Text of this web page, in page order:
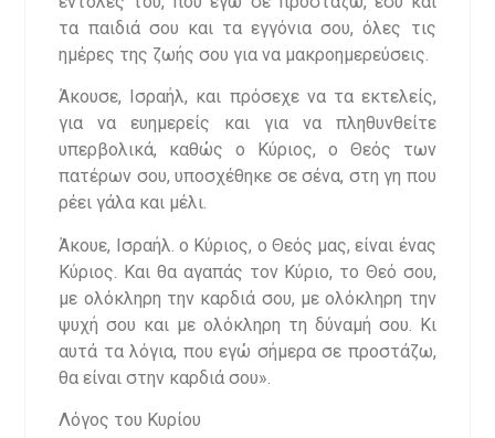
τα παιδιά σου και τα εγγόνια σου, όλες τις
ημέρες της ζωής σου για να μακροημερεύσεις.
Άκουσε, Ισραήλ, και πρόσεχε να τα εκτελείς,
για να ευημερείς και για να πληθυνθείτε
υπερβολικά, καθώς ο Κύριος, ο Θεός των
πατέρων σου, υποσχέθηκε σε σένα, στη γη που
ρέει γάλα και μέλι.
Άκουε, Ισραήλ. ο Κύριος, ο Θεός μας, είναι ένας
Κύριος. Και θα αγαπάς τον Κύριο, το Θεό σου,
με ολόκληρη την καρδιά σου, με ολόκληρη την
ψυχή σου και με ολόκληρη τη δύναμή σου. Κι
αυτά τα λόγια, που εγώ σήμερα σε προστάζω,
θα είναι στην καρδιά σου».
Λόγος του Κυρίου